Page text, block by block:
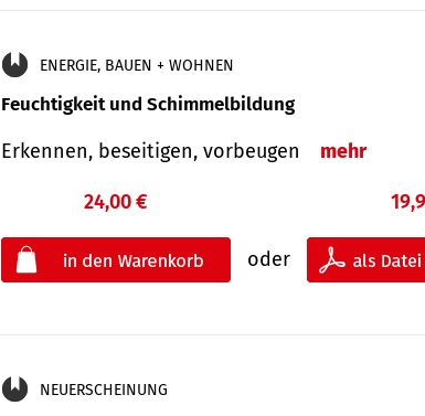
ENERGIE, BAUEN + WOHNEN
Feuchtigkeit und Schimmelbildung
Erkennen, beseitigen, vorbeugen mehr
24,00 €
oder
NEUERSCHEINUNG